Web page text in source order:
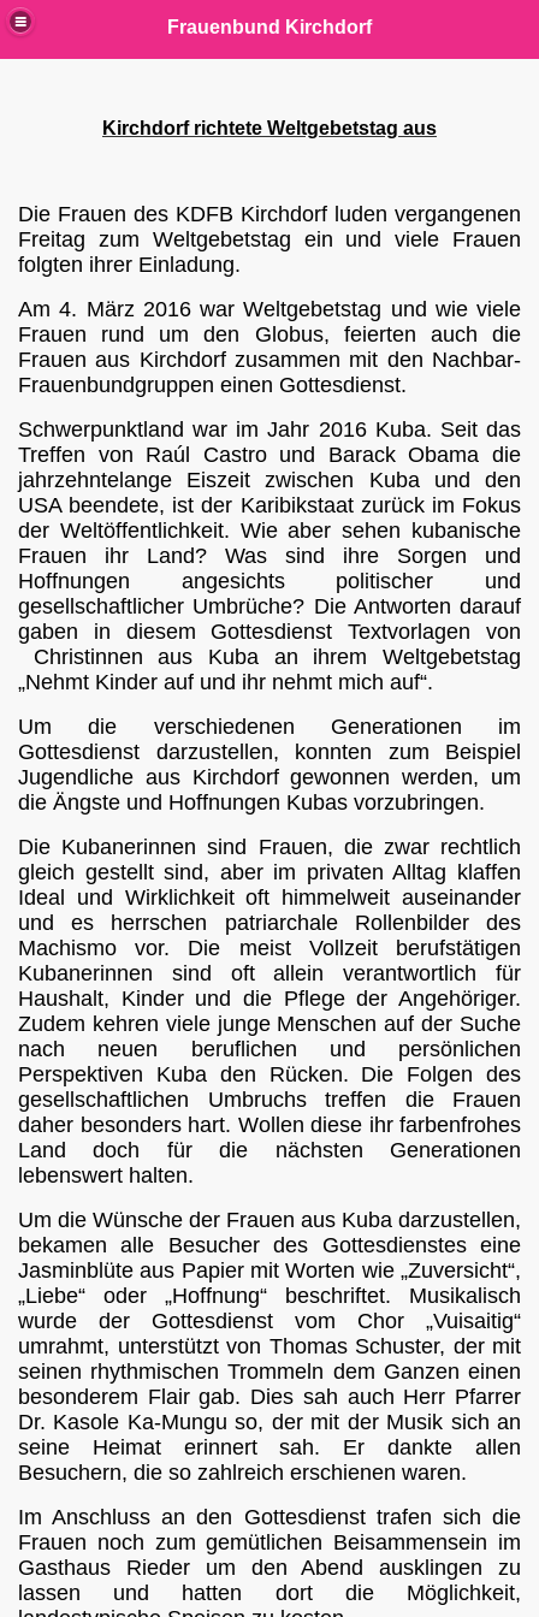
Frauenbund Kirchdorf
Kirchdorf richtete Weltgebetstag aus
Die Frauen des KDFB Kirchdorf luden vergangenen
Freitag zum Weltgebetstag ein und viele Frauen
folgten ihrer Einladung.
Am 4. März 2016 war Weltgebetstag und wie viele
Frauen rund um den Globus, feierten auch die
Frauen aus Kirchdorf zusammen mit den Nachbar-
Frauenbundgruppen einen Gottesdienst.
Schwerpunktland war im Jahr 2016 Kuba. Seit das
Treffen von Raúl Castro und Barack Obama die
jahrzehntelange Eiszeit zwischen Kuba und den
USA beendete, ist der Karibikstaat zurück im Fokus
der Weltöffentlichkeit. Wie aber sehen kubanische
Frauen ihr Land? Was sind ihre Sorgen und
Hoffnungen angesichts politischer und
gesellschaftlicher Umbrüche? Die Antworten darauf
gaben in diesem Gottesdienst Textvorlagen von
Christinnen aus Kuba an ihrem Weltgebetstag
„Nehmt Kinder auf und ihr nehmt mich auf“.
Um die verschiedenen Generationen im
Gottesdienst darzustellen, konnten zum Beispiel
Jugendliche aus Kirchdorf gewonnen werden, um
die Ängste und Hoffnungen Kubas vorzubringen.
Die Kubanerinnen sind Frauen, die zwar rechtlich
gleich gestellt sind, aber im privaten Alltag klaffen
Ideal und Wirklichkeit oft himmelweit auseinander
und es herrschen patriarchale Rollenbilder des
Machismo vor. Die meist Vollzeit berufstätigen
Kubanerinnen sind oft allein verantwortlich für
Haushalt, Kinder und die Pflege der Angehöriger.
Zudem kehren viele junge Menschen auf der Suche
nach neuen beruflichen und persönlichen
Perspektiven Kuba den Rücken. Die Folgen des
gesellschaftlichen Umbruchs treffen die Frauen
daher besonders hart. Wollen diese ihr farbenfrohes
Land doch für die nächsten Generationen
lebenswert halten.
Um die Wünsche der Frauen aus Kuba darzustellen,
bekamen alle Besucher des Gottesdienstes eine
Jasminblüte aus Papier mit Worten wie „Zuversicht“,
„Liebe“ oder „Hoffnung“ beschriftet. Musikalisch
wurde der Gottesdienst vom Chor „Vuisaitig“
umrahmt, unterstützt von Thomas Schuster, der mit
seinen rhythmischen Trommeln dem Ganzen einen
besonderem Flair gab. Dies sah auch Herr Pfarrer
Dr. Kasole Ka-Mungu so, der mit der Musik sich an
seine Heimat erinnert sah. Er dankte allen
Besuchern, die so zahlreich erschienen waren.
Im Anschluss an den Gottesdienst trafen sich die
Frauen noch zum gemütlichen Beisammensein im
Gasthaus Rieder um den Abend ausklingen zu
lassen und hatten dort die Möglichkeit,